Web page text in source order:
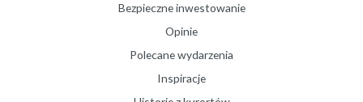
Bezpieczne inwestowanie
Opinie
Polecane wydarzenia
Inspiracje